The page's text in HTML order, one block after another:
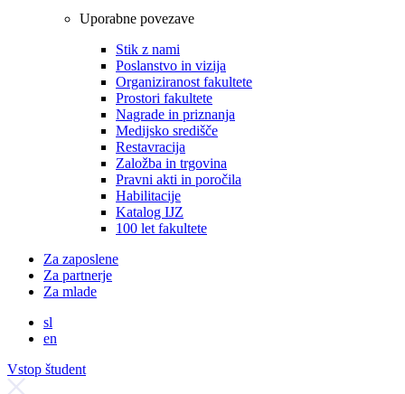
Uporabne povezave
Stik z nami
Poslanstvo in vizija
Organiziranost fakultete
Prostori fakultete
Nagrade in priznanja
Medijsko središče
Restavracija
Založba in trgovina
Pravni akti in poročila
Habilitacije
Katalog IJZ
100 let fakultete
Za zaposlene
Za partnerje
Za mlade
sl
en
Vstop študent